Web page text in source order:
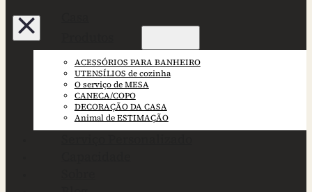
ACESSÓRIOS PARA BANHEIRO
UTENSÍLIOS de cozinha
O serviço de MESA
CANECA/COPO
DECORAÇÃO DA CASA
Animal de ESTIMAÇÃO